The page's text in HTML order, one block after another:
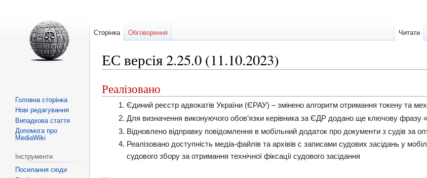
ЕС версія 2.25.0 (11.10.2023)
Перейти
до
Перейти
до
Реалізовано
Єдиний реєстр адвокатів України (ЄРАУ) – змінено алгоритм отримання токену та
Для визначення виконуючого обов’язки керівника за ЄДР додано ще ключову фразу
Відновлено відправку повідомлення в мобільний додаток про документи з судів за
Реалізовано доступність медіа-файлів та архівів с записами судових засідань у
судового збору за отримання технічної фіксації судового засідання
Сторінка Обговорення Читати
Головна сторінка
Нові редагування
Випадкова стаття
Допомога про
MediaWiki
Інструменти
Посилання сюди